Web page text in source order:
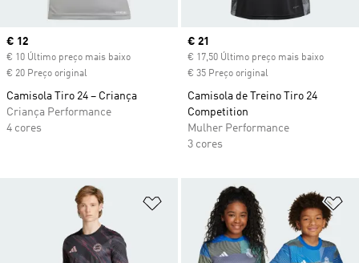
Current price
€ 12
€ 10 Último preço mais baixo
€ 20 Preço original
Camisola Tiro 24 – Criança
Criança Performance
4 cores
Current price
€ 21
€ 17,50 Último preço mais baixo
€ 35 Preço original
Camisola de Treino Tiro 24
Competition
Mulher Performance
3 cores
Adicionar à Lista de Desejos